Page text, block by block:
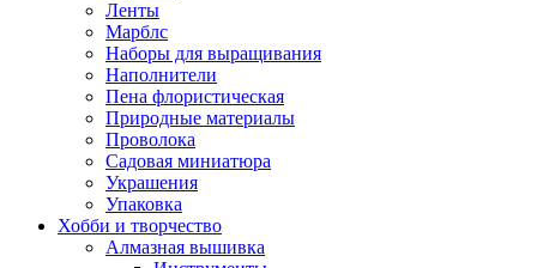
Ленты
Марблс
Наборы для выращивания
Наполнители
Пена флористическая
Природные материалы
Проволока
Садовая миниатюра
Украшения
Упаковка
Хобби и творчество
Алмазная вышивка